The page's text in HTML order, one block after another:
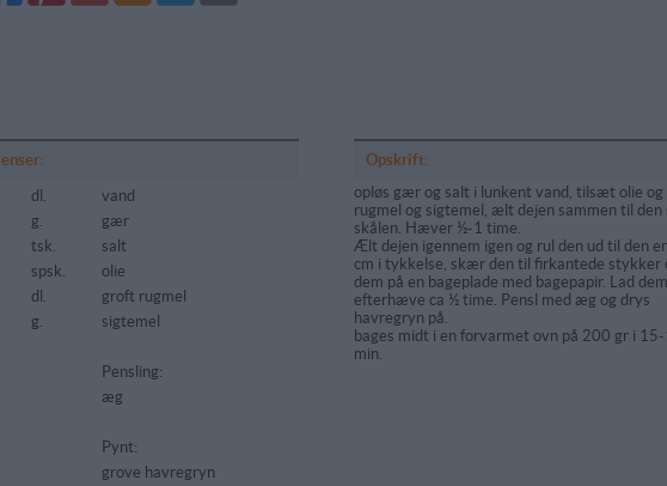
PinterestGMail BloggerTwittermail
dl.
vand
g.
gær
tsk.
salt
spsk.
olie
dl.
groft rugmel
g. sigtemel
Pensling:
æg
Pynt:
grove havregryn
Opskrift:
opløs gær og salt i lunkent vand, tilsæt olie og
rugmel og sigtemel, ælt dejen sammen til den
skålen. Hæver ½-1 time.
Ælt dejen igennem igen og rul den ud til den
cm i tykkelse, skær den til firkantede stykker
dem på en bageplade med bagepapir. Lad dem
efterhæve ca ½ time. Pensl med æg og drys
havregryn på.
bages midt i en forvarmet ovn på 200 gr i
min.